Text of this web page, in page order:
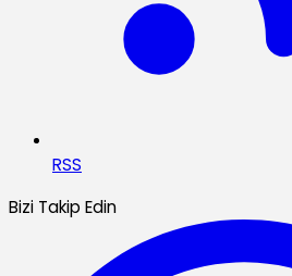
RSS
Bizi Takip Edin